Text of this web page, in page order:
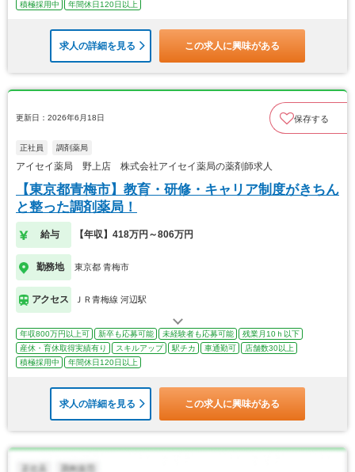
積極採用中
年間休日120日以上
求人の詳細を見る この求人に興味がある
更新日：2026年6月18日 保存する
正社員 調剤薬局
アイセイ薬局 野上店 株式会社アイセイ薬局の薬剤師求人
【東京都青梅市】教育・研修・キャリア制度がきちん
と整った調剤薬局！
給与 【年収】418万円～806万円
勤務地 東京都 青梅市
アクセス ＪＲ青梅線 河辺駅
年収800万円以上可 新卒も応募可能 未経験者も応募可能
残業月10ｈ以下
産休・育休取得実績有り
スキルアップ 駅チカ 車通勤可
店舗数30以上
積極採用中
年間休日120日以上
求人の詳細を見る この求人に興味がある